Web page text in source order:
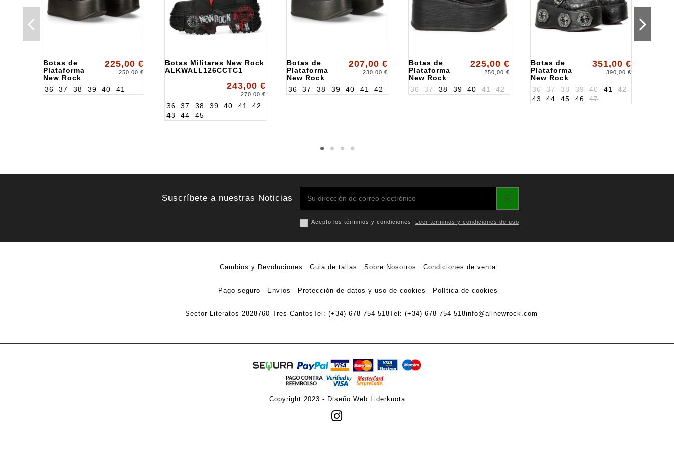
Botas de
Plataforma
New Rock
ALK106S118
225,00 €
250,00 €
36 37 38 39 40 41
Botas Militares New Rock
ALKWALL126CCTC1
243,00 €
270,00 €
36 37 38 39 40 41
42
43
44 45
Botas de
Plataforma
New Rock
ALK106NS77
207,00 €
230,00 €
36 37 38 39 40 41 42
Botas de
Plataforma
New Rock
ALKEP106S1
225,00 €
250,00 €
36 37 38 39 40 41 42
Botas de
Plataforma
New Rock
ALK1482XS5
351,00 €
390,00 €
36 37 38 39 40 41
42
43
44 45 46 47
Suscríbete a nuestras Noticias
Acepto los términos y condiciones. Leer terminos y condiciones de uso
Cambios y Devoluciones Guia de tallas Sobre Nosotros Condiciones de venta
Pago seguro Envíos Protección de datos y uso de cookies Política de cookies
Sector Literatos 2828760 Tres CantosTel: (+34) 678 754 518Tel: (+34) 678 754 518info@allnewrock.com
Copyright 2023 - Diseño Web Liderkuota